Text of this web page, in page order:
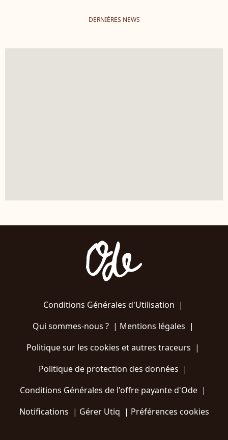
DERNIÈRES NEWS
Conditions Générales d'Utilisation |
Qui sommes-nous ?| Mentions légales |
Politique sur les cookies et autres traceurs |
Politique de protection des données |
Conditions Générales de l'offre payante d'Ode |
Notifications | Gérer Utiq | Préférences cookies